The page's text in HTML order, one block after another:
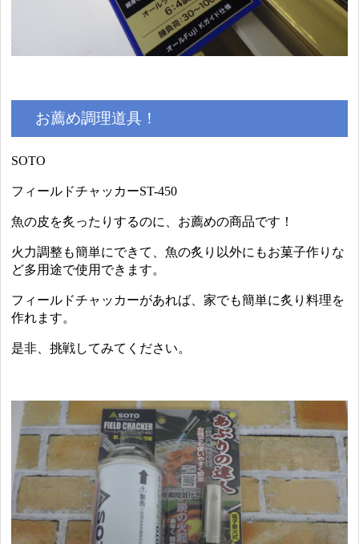
お薦め調理道具！
SOTO
フィールドチャッカーST-450
魚の皮を炙ったりするのに、お薦めの商品です！
火力調整も簡単にできて、魚の炙り以外にもお菓子作りな
ど多用途で使用できます。
フィールドチャッカーがあれば、家でも簡単に炙り料理を
作れます。
是非、挑戦してみてください。